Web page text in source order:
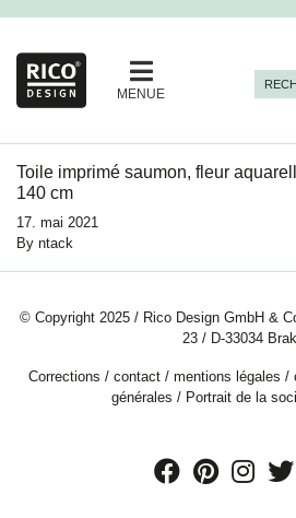
MENUE
Toile imprimé saumon, fleur
140 cm
17. mai 2021
By ntack
© Copyright 2025 / Rico Design GmbH &
23 / D-33034
Corrections / contact / mentions légales /
générales / Portrait de la